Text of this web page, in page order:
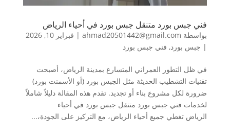
فني جبس بورد متنقل جبس بورد في أحياء الرياض
بواسطة ahmad20501442@gmail.com
| فبراير 10, 2026
| جبس بورد, فني جبس بورد
في ظل التطور العمراني المتسارع بمدينة الرياض، أصبحت
تقنيات التشطيب الحديثة مثل الجبس بورد (أو الأسمنت بورد)
ضرورة لكل مشروع بناء أو تجديد. تقدم هذه المقالة دليلاً شاملاً
لخدمات فني جبس بورد متنقل جبس بورد في أحياء
الرياض تغطي جميع أحياء الرياض، مع التركيز على الجودة،...